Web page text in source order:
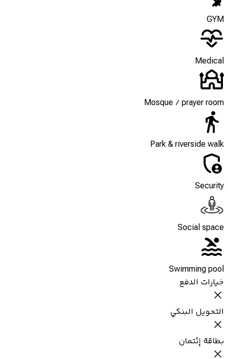
GYM
Medical
Mosque / prayer room
Park & riverside walk
Security
Social space
Swimming pool
خيارات الدفع
التحويل البنكي
بطاقة إئتمان